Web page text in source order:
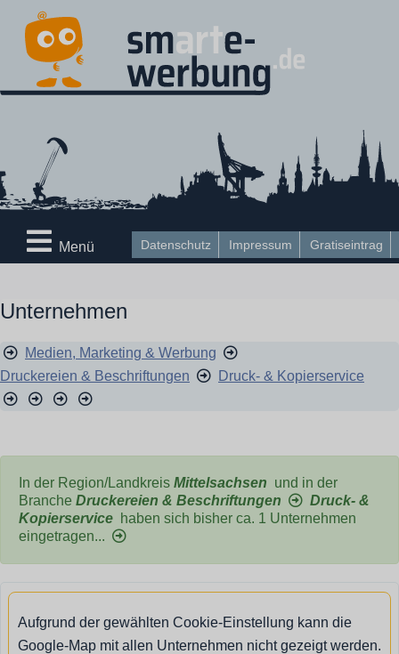
Datenschutz Impressum Gratiseintrag
Menü
Unternehmen
Medien, Marketing & Werbung
Druckereien & Beschriftungen
Druck- & Kopierservice
In der Region/Landkreis Mittelsachsen und in der
Branche Druckereien & Beschriftungen
Druck- &
Kopierservice haben sich bisher ca. 1 Unternehmen
eingetragen...
Aufgrund der gewählten Cookie-Einstellung kann die
Google-Map mit allen Unternehmen nicht gezeigt werden.